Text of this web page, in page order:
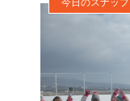
今日のスナップ